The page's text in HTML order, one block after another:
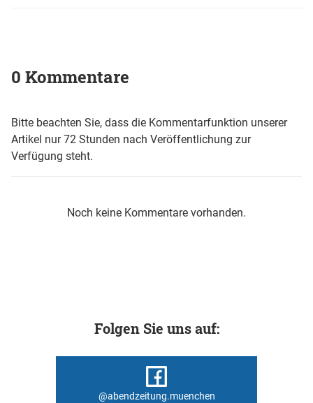
0 Kommentare
Bitte beachten Sie, dass die Kommentarfunktion unserer
Artikel nur 72 Stunden nach Veröffentlichung zur
Verfügung steht.
Noch keine Kommentare vorhanden.
Folgen Sie uns auf:
@abendzeitung.muenchen